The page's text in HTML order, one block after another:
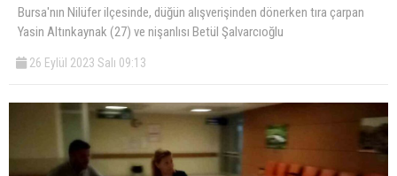
Bursa'nın Nilüfer ilçesinde, düğün alışverişinden dönerken tıra çarpan
Yasin Altınkaynak (27) ve nişanlısı Betül Şalvarcıoğlu
26 Eylül 2023 Salı 09:13